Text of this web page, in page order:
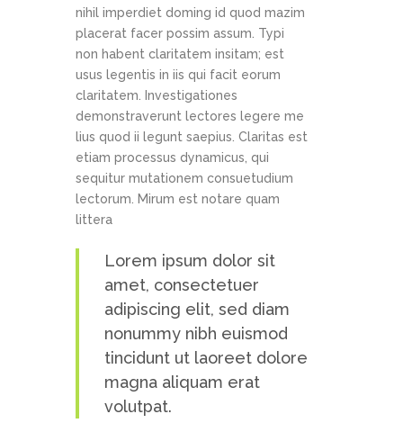
nihil imperdiet doming id quod mazim
placerat facer possim assum. Typi
non habent claritatem insitam; est
usus legentis in iis qui facit eorum
claritatem. Investigationes
demonstraverunt lectores legere me
lius quod ii legunt saepius. Claritas est
etiam processus dynamicus, qui
sequitur mutationem consuetudium
lectorum. Mirum est notare quam
littera
Lorem ipsum dolor sit
amet, consectetuer
adipiscing elit, sed diam
nonummy nibh euismod
tincidunt ut laoreet dolore
magna aliquam erat
volutpat.